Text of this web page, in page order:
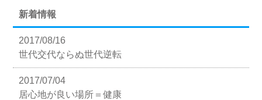
新着情報
2017/08/16
世代交代ならぬ世代逆転
2017/07/04
居心地が良い場所＝健康